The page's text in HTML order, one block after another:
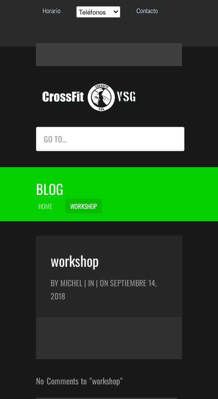
Horario Contacto
GO TO...
BLOG
HOME WORKSHOP
workshop
BY MICHEL | IN | ON SEPTIEMBRE 14,
2018
No Comments to "workshop"